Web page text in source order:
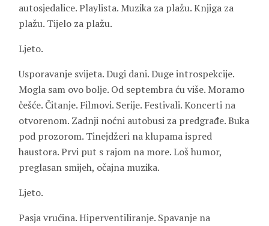
autosjedalice. Playlista. Muzika za plažu. Knjiga za
plažu. Tijelo za plažu.
Ljeto.
Usporavanje svijeta. Dugi dani. Duge introspekcije.
Mogla sam ovo bolje. Od septembra ću više. Moramo
češće. Čitanje. Filmovi. Serije. Festivali. Koncerti na
otvorenom. Zadnji noćni autobusi za predgrađe. Buka
pod prozorom. Tinejdžeri na klupama ispred
haustora. Prvi put s rajom na more. Loš humor,
preglasan smijeh, očajna muzika.
Ljeto.
Pasja vrućina. Hiperventiliranje. Spavanje na